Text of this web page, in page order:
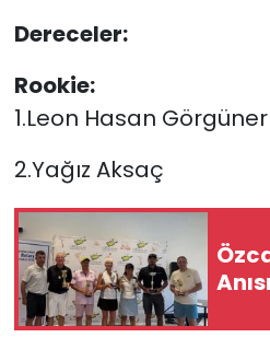
Dereceler:
Rookie:
1.Leon Hasan Görgüner
2.Yağız Aksaç